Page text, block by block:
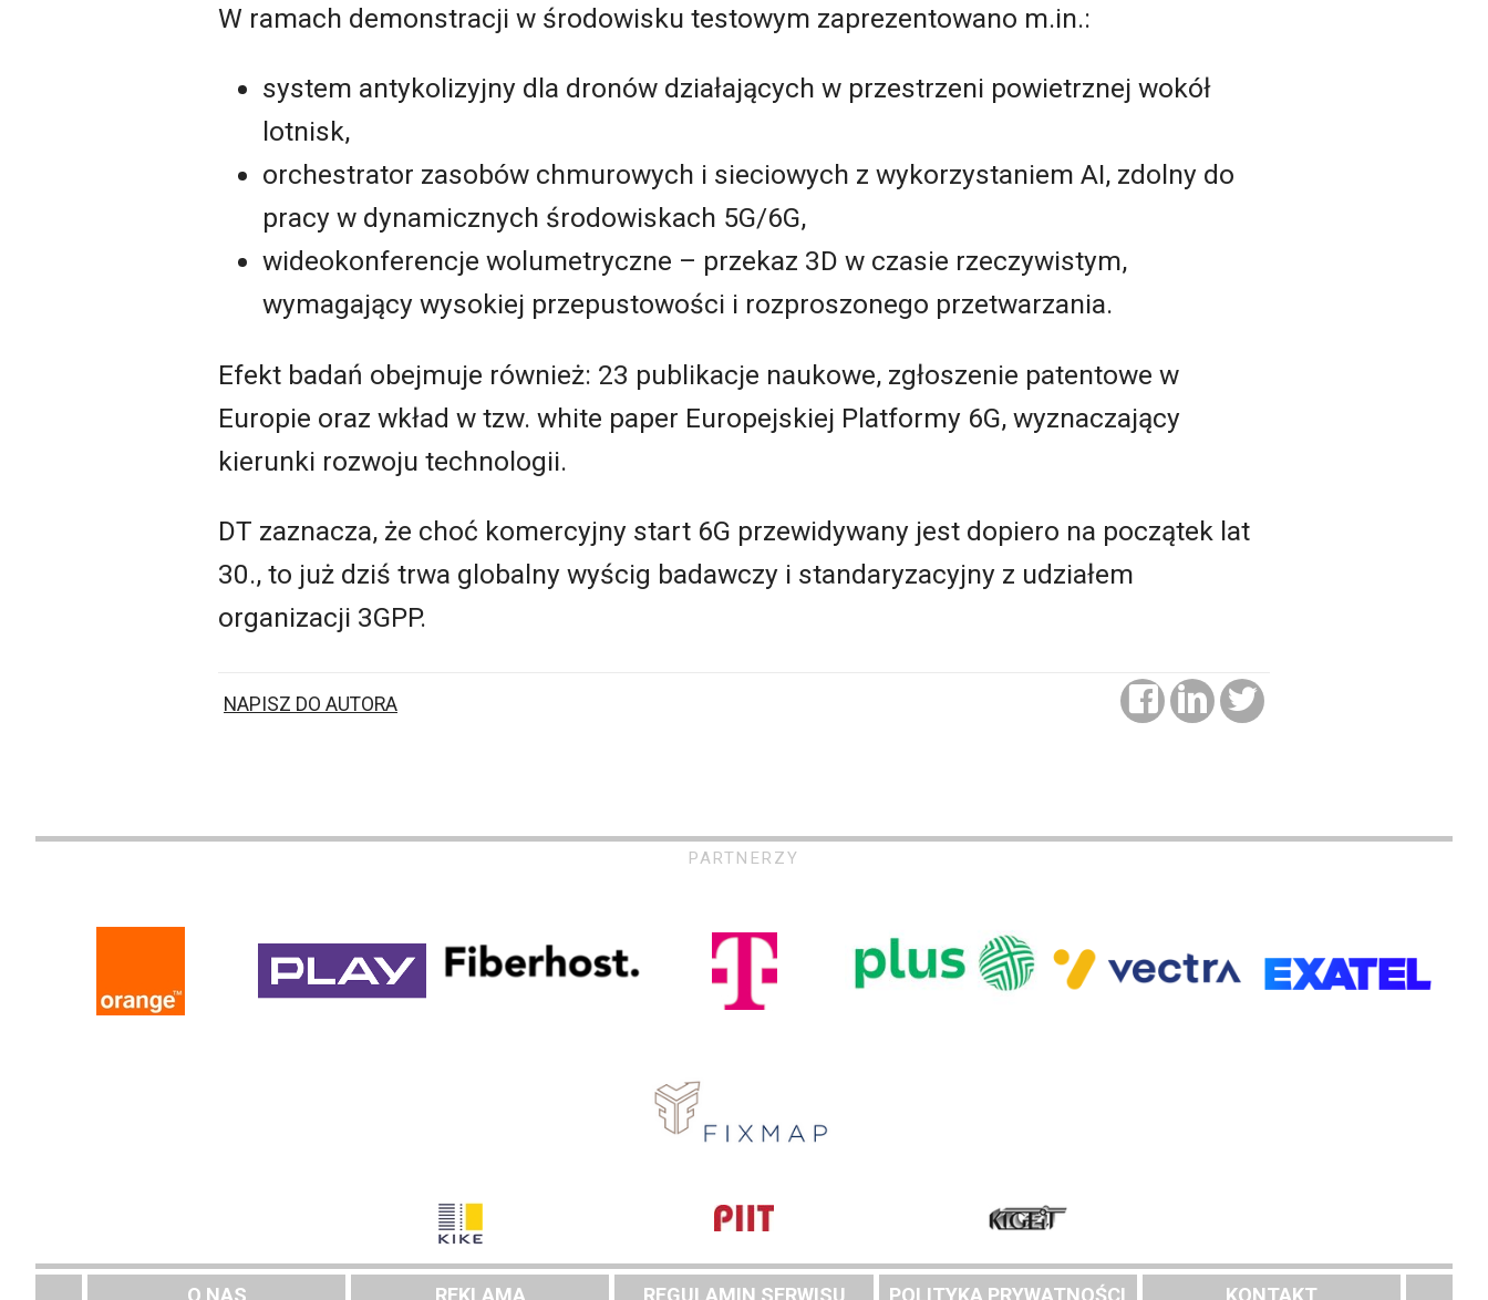
W ramach demonstracji w środowisku testowym zaprezentowano m.in.:
system antykolizyjny dla dronów działających w przestrzeni powietrznej wokół
lotnisk,
orchestrator zasobów chmurowych i sieciowych z wykorzystaniem AI, zdolny do
pracy w dynamicznych środowiskach 5G/6G,
wideokonferencje wolumetryczne – przekaz 3D w czasie rzeczywistym,
wymagający wysokiej przepustowości i rozproszonego przetwarzania.
Efekt badań obejmuje również: 23 publikacje naukowe, zgłoszenie patentowe w
Europie oraz wkład w tzw. white paper Europejskiej Platformy 6G, wyznaczający
kierunki rozwoju technologii.
DT zaznacza, że choć komercyjny start 6G przewidywany jest dopiero na początek lat
30., to już dziś trwa globalny wyścig badawczy i standaryzacyjny z udziałem
organizacji 3GPP.
NAPISZ DO AUTORA
PARTNERZY
O NAS REKLAMA REGULAMIN SERWISU POLITYKA PRYWATNOŚCI KONTAKT